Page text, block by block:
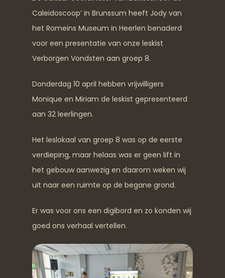
Caleidoscoop’ in Brunssum heeft Jody van
het Romeins Museum in Heerlen benaderd
voor een presentatie van onze leskist
Verborgen Vondsten aan groep 8.
Donderdag 10 april hebben vrijwilligers
Monique en Miriam de leskist gepresenteerd
aan 32 leerlingen.
Het leslokaal van groep 8 was op de eerste
verdieping, maar helaas was er geen lift in
het gebouw aanwezig en daarom weken wij
uit naar een ruimte op de begane grond.
Er was voor ons een digibord en zo konden wij
goed ons verhaal vertellen.